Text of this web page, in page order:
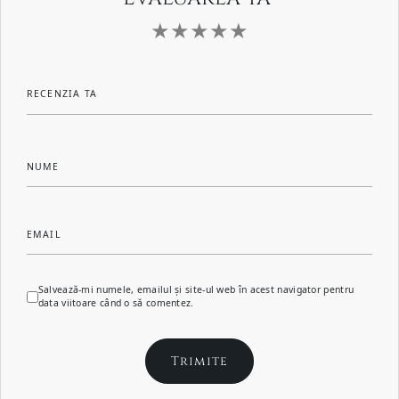
RECENZIA TA
NUME
EMAIL
Salvează-mi numele, emailul și site-ul web în acest navigator pentru
data viitoare când o să comentez.